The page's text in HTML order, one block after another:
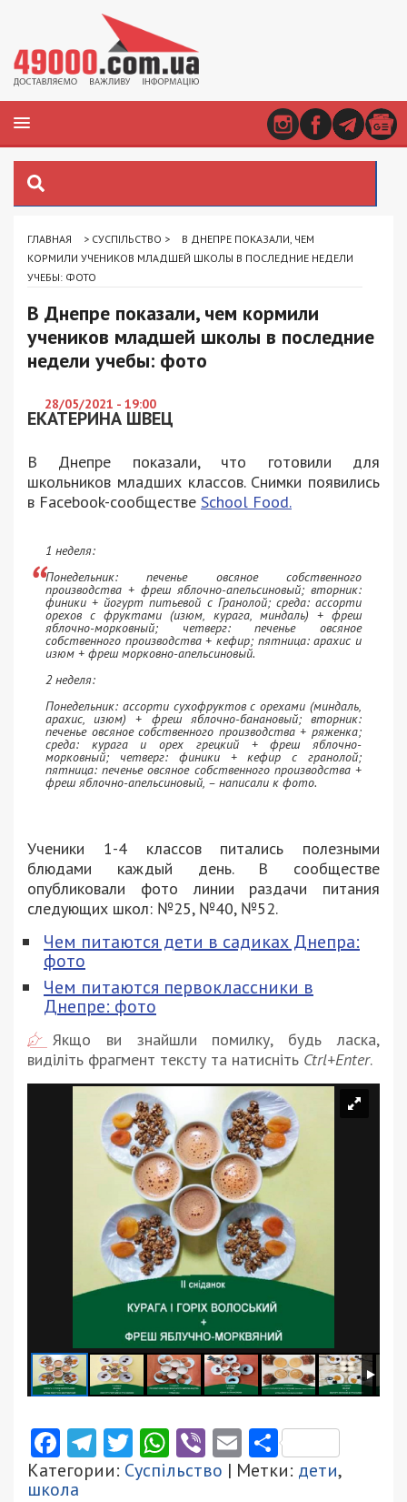
ГЛАВНАЯ > СУСПІЛЬСТВО >
В ДНЕПРЕ ПОКАЗАЛИ, ЧЕМ
КОРМИЛИ УЧЕНИКОВ МЛАДШЕЙ ШКОЛЫ В ПОСЛЕДНИЕ НЕДЕЛИ
УЧЕБЫ: ФОТО
В Днепре показали, чем кормили
учеников младшей школы в последние
недели учебы: фото
28/05/2021 - 19:00
ЕКАТЕРИНА ШВЕЦ
В Днепре показали, что готовили для
школьников младших классов. Снимки появились
в Facebook-сообществе School Food.
1 неделя:
Понедельник: печенье овсяное собственного
производства + фреш яблочно-апельсиновый; вторник:
финики + йогурт питьевой с Гранолой; среда: ассорти
орехов с фруктами (изюм, курага, миндаль) + фреш
яблочно-морковный; четверг: печенье овсяное
собственного производства + кефир; пятница: арахис и
изюм + фреш морковно-апельсиновый.
2 неделя:
Понедельник: ассорти сухофруктов с орехами (миндаль,
арахис, изюм) + фреш яблочно-банановый; вторник:
печенье овсяное собственного производства + ряженка;
среда: курага и орех грецкий + фреш яблочно-
морковный; четверг: финики + кефир с гранолой;
пятница: печенье овсяное собственного производства +
фреш яблочно-апельсиновый, – написали к фото.
Ученики 1-4 классов питались полезными
блюдами каждый день. В сообществе
опубликовали фото линии раздачи питания
следующих школ: №25, №40, №52.
Чем питаются дети в садиках Днепра:
фото
Чем питаются первоклассники в
Днепре: фото
Якщо ви знайшли помилку, будь ласка,
виділіть фрагмент тексту та натисніть Ctrl+Enter.
Facebook
Telegram
Twitter
WhatsApp
ViberEmail
Категории: Суспільство | Метки: дети,
школа